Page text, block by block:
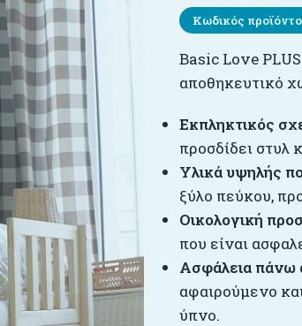
Κωδικός
Basic Love
αποθηκευτικό
Εκπληκτικός
προσδίδει στυλ
Υλικά υψηλής
ξύλο πεύκου,
Οικολογική
που είναι
Ασφάλεια πάνω
αφαιρούμενο
ύπνο.